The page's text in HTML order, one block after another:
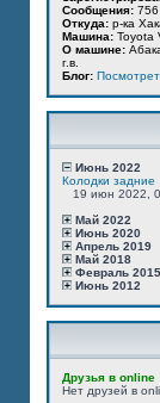
Сообщения: 756
Откуда: р-ка
Машина: Toyota
О машине:
г.в.
Блог:
Июнь 2022
Колодки задние
19 июн 2022,
Май 2022
Июнь 2020
Апрель 2019
Май 2018
Февраль 2015
Июнь 2012
Друзья в online
Нет друзей в